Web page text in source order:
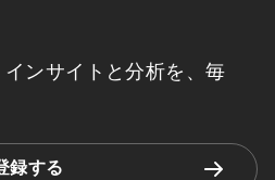
ンサイトと分析を、毎
録する